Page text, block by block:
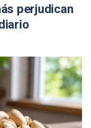
perjudican